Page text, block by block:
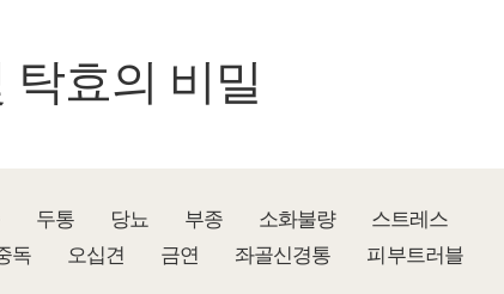
효의 비밀
두통 당뇨 부종 소화불량
스트레스
독 오십견 금연 좌골신경통
피부트러블